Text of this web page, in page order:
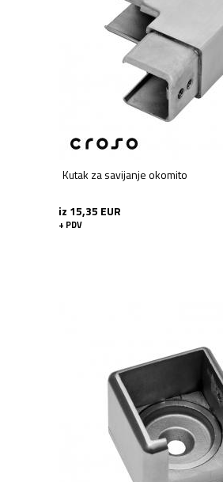
Kutak za savijanje okomito
iz 15,35 EUR
+ PDV